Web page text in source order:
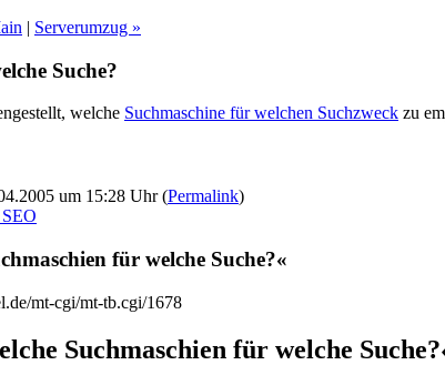
| Serverumzug »
Suche?
welche Suchmaschine für welchen Suchzweck zu
um 15:28 Uhr (Permalink)
für welche Suche?«
mt-cgi/mt-tb.cgi/1678
Suchmaschien für welche